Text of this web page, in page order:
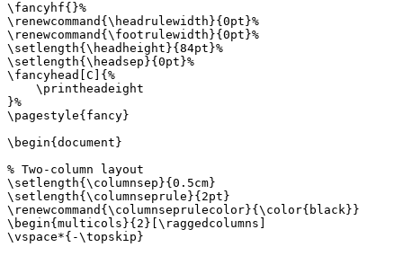
\fancyhf{}%
\renewcommand{\headrulewidth}{0pt}%
\renewcommand{\footrulewidth}{0pt}%
\setlength{\headheight}{84pt}%
\setlength{\headsep}{0pt}%
\fancyhead[C]{%
    \printheadeight
}%
\pagestyle{fancy}
\begin{document}
% Two-column layout
\setlength{\columnsep}{0.5cm}
\setlength{\columnseprule}{2pt}
\renewcommand{\columnseprulecolor}{\color{black}}
\begin{multicols}{2}[\raggedcolumns]
\vspace*{-\topskip}